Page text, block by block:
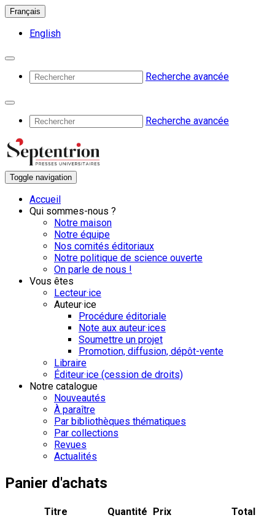
Français
English
Recherche avancée
Recherche avancée
Toggle navigation
Accueil
Qui sommes-nous ?
Notre maison
Notre équipe
Nos comités éditoriaux
Notre politique de science ouverte
On parle de nous !
Vous êtes
Lecteur·ice
Auteur·ice
Procédure éditoriale
Note aux auteur·ices
Soumettre un projet
Promotion, diffusion, dépôt-vente
Libraire
Éditeur·ice (cession de droits)
Notre catalogue
Nouveautés
À paraître
Par bibliothèques thématiques
Par collections
Revues
Actualités
Panier d'achats
Titre Quantité Prix Total